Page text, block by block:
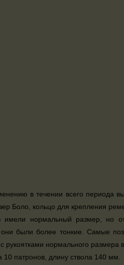
в течении всего периода
Боло, кольцо для крепления
имели нормальный размер, но
были более тонкие. Самые
рукоятками нормального размера
патронов, длину ствола 140 мм.